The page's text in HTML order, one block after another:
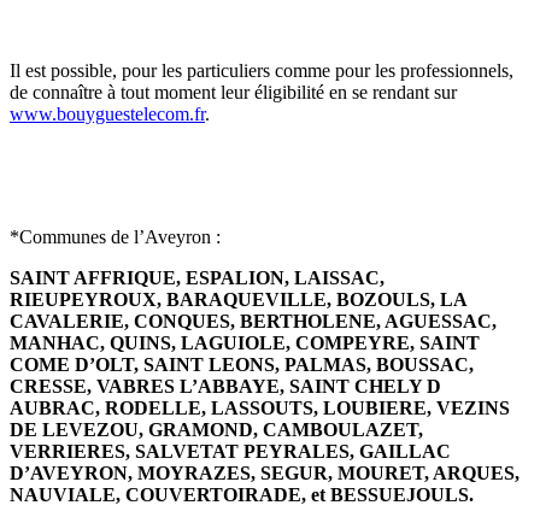
Il est possible, pour les particuliers comme pour les professionnels,
de connaître à tout moment leur éligibilité en se rendant sur
www.bouyguestelecom.fr.
*Communes de l’Aveyron :
SAINT AFFRIQUE, ESPALION, LAISSAC,
RIEUPEYROUX, BARAQUEVILLE, BOZOULS, LA
CAVALERIE, CONQUES, BERTHOLENE, AGUESSAC,
MANHAC, QUINS, LAGUIOLE, COMPEYRE, SAINT
COME D’OLT, SAINT LEONS, PALMAS, BOUSSAC,
CRESSE, VABRES L’ABBAYE, SAINT CHELY D
AUBRAC, RODELLE, LASSOUTS, LOUBIERE, VEZINS
DE LEVEZOU, GRAMOND, CAMBOULAZET,
VERRIERES, SALVETAT PEYRALES, GAILLAC
D’AVEYRON, MOYRAZES, SEGUR, MOURET, ARQUES,
NAUVIALE, COUVERTOIRADE, et BESSUEJOULS.